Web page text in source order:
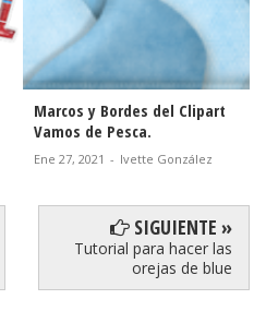
Marcos y Bordes del Clipart
Vamos de Pesca.
Ene 27, 2021 - Ivette González
SIGUIENTE »
Tutorial para hacer las
orejas de blue